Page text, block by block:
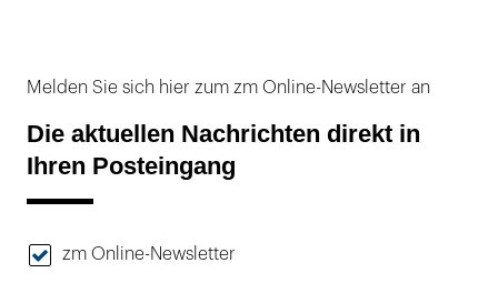
Melden Sie sich hier zum zm Online-Newsletter an
Die aktuellen Nachrichten direkt in
Ihren Posteingang
zm Online-Newsletter